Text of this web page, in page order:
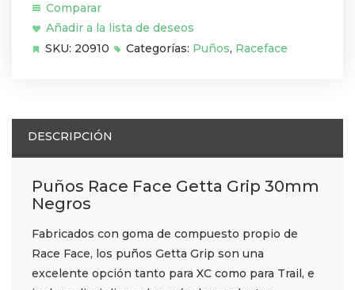
Comparar
Añadir a la lista de deseos
SKU: 20910 Categorías: Puños, Raceface
DESCRIPCIÓN
Puños Race Face Getta Grip 30mm
Negros
Fabricados con goma de compuesto propio de
Race Face, los puños Getta Grip son una
excelente opción tanto para XC como para Trail, e